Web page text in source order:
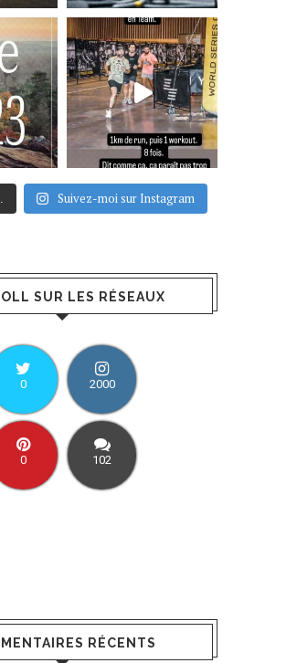
Suivez-moi sur Instagram
SUR LES RÉSEAUX
0 2000
0 102
RÉCENTS